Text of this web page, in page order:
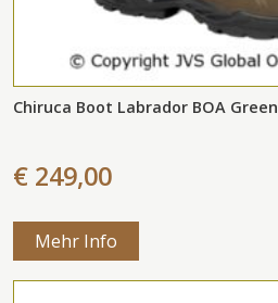
Chiruca Boot Labrador BOA Green
€ 249,00
Mehr Info